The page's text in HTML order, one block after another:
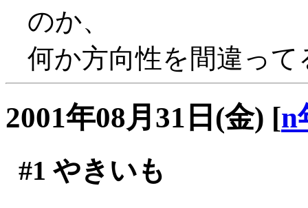
のか、
何か方向性を間違っ
2001年08月31日(金) [n
#1 やきいも